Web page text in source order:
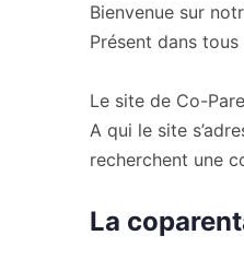
Bienvenue sur
Présent dans
Le site de Co-
A qui le site
recherchent une
La